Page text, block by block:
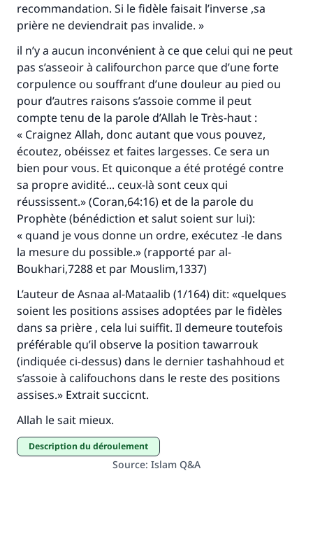
recommandation. Si le fidèle faisait l’inverse ,sa
prière ne deviendrait pas invalide. »
il n’y a aucun inconvénient à ce que celui qui ne peut
pas s’asseoir à califourchon parce que d’une forte
corpulence ou souffrant d’une douleur au pied ou
pour d’autres raisons s’assoie comme il peut
compte tenu de la parole d’Allah le Très-haut :
« Craignez Allah, donc autant que vous pouvez,
écoutez, obéissez et faites largesses. Ce sera un
bien pour vous. Et quiconque a été protégé contre
sa propre avidité... ceux-là sont ceux qui
réussissent.» (Coran,64:16) et de la parole du
Prophète (bénédiction et salut soient sur lui):
« quand je vous donne un ordre, exécutez -le dans
la mesure du possible.» (rapporté par al-
Boukhari,7288 et par Mouslim,1337)
L’auteur deAsnaa al-Mataalib (1/164) dit: «quelques
soient les positions assises adoptées par le fidèles
dans sa prière , cela lui suiffit. Il demeure toutefois
préférable qu’il observe la position tawarrouk
(indiquée ci-dessus)dans le derniertashahhoud et
s’assoie à califouchons dans le reste des positions
assises.» Extrait succicnt.
Allah le sait mieux.
description du déroulement
Source: Islam Q&A
Le Messager d'Allah (Paix sur lui) a dit:
"Celui qui indique une bonne action obtient la
même récompense que celui qui le fait."
(MOUSLIM 1893)
Soutenez IslamQA